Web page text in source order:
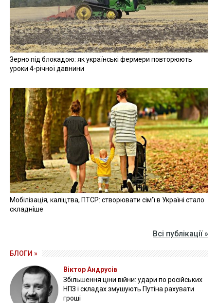
Зерно під блокадою: як українські фермери повторюють
уроки 4-річної давнини
Мобілізація, каліцтва, ПТСР: створювати сім'ї в Україні стало
складніше
Всі публікації »
БЛОГИ »
Віктор Андрусів
Збільшення ціни війни: удари по російських
НПЗ і складах змушують Путіна рахувати
гроші